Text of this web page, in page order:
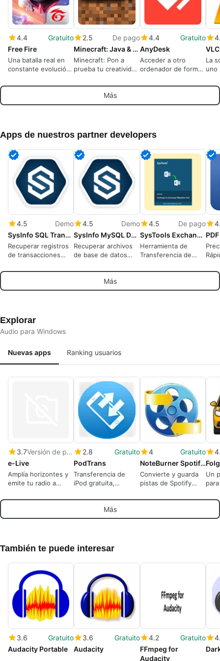
4.4
Gratuito
Free Fire
Una batalla real en
constante evolución
2.5
De pago
Minecraft: Java & Bedrock Edition
Minecraft: Pon a
prueba tu creatividad
cubos
4.4
Gratuito
AnyDesk
Acceder a otro
ordenador de forma
La
uno
Más
Apps de nuestros partner developers
4.5
Demo
SysInfo SQL Transaction Log Recovery
Recuperar registros
de transacciones
restaurar fácilmente
datos perdidos
4.5
Demo
SysInfo MySQL Database Recovery Tool for Windows
Recuperar archivos
de base de datos
restaurar datos
perdidos fácilmente
4.5
De pago
SysTools Exchange to Exchange Migration Tool
Herramienta de
Transferencia de
Servidores
Usuarios, Filtrar
Más
Explorar
Audio para Windows
Nuevas apps Ranking usuarios
3.7
Versión de prueba
e-Live
Amplía horizontes y
emite tu radio a
2.8
Gratuito
PodTrans
Transferencia de
iPod gratuita,
intuitiva
4
Gratuito
NoteBurner Spotify Music Converter
Convierte y guarda
pistas de Spotify
sin conexión en
Un
Más
También te puede interesar
3.6
Gratuito
Audacity Portable
3.6
Gratuito
Audacity
4.2
Gratuito
FFmpeg for
Audacity